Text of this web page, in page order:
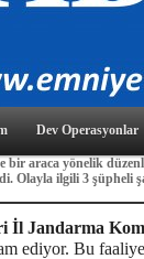
Dev Operasyonlar
bir araca yönelik
Olayla ilgili 3 şüpheli
İl Jandarma
ediyor. Bu